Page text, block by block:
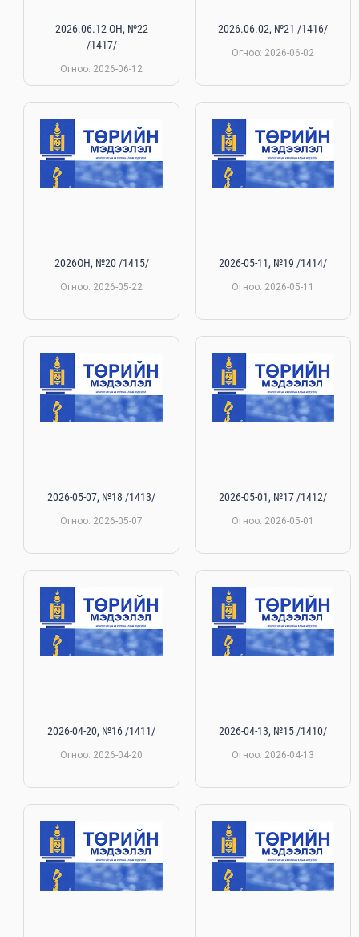
2026.06.12 ОН, №22
/1417/
Огноо: 2026-06-12
2026.06.02, №21 /1416/
Огноо: 2026-06-02
2026ОН, №20 /1415/
Огноо: 2026-05-22
2026-05-11, №19 /1414/
Огноо: 2026-05-11
2026-05-07, №18 /1413/
Огноо: 2026-05-07
2026-05-01, №17 /1412/
Огноо: 2026-05-01
2026-04-20, №16 /1411/
Огноо: 2026-04-20
2026-04-13, №15 /1410/
Огноо: 2026-04-13